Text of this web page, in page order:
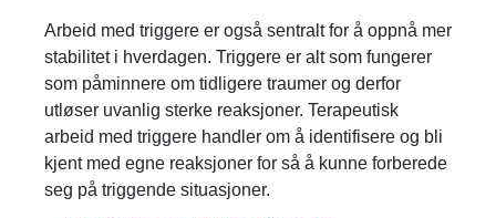
Arbeid med triggere er også sentralt for å oppnå mer
stabilitet i hverdagen. Triggere er alt som fungerer
som påminnere om tidligere traumer og derfor
utløser uvanlig sterke reaksjoner. Terapeutisk
arbeid med triggere handler om å identifisere og bli
kjent med egne reaksjoner for så å kunne forberede
seg på triggende situasjoner.